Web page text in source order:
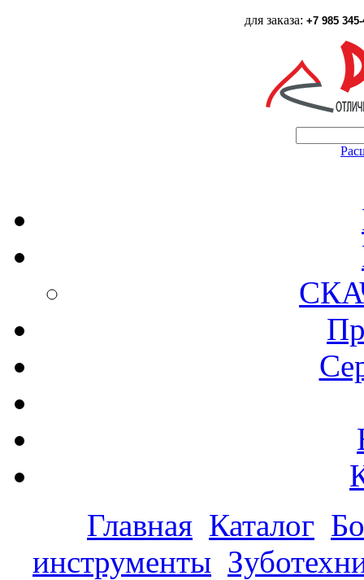
для заказа: +7 985
Главная Каталог
инструменты